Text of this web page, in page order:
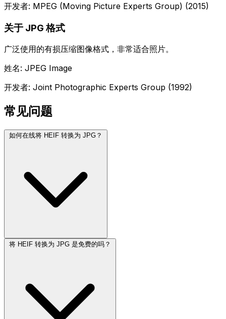
开发者: MPEG (Moving Picture Experts Group) (2015)
关于 JPG 格式
广泛使用的有损压缩图像格式，非常适合照片。
姓名: JPEG Image
开发者: Joint Photographic Experts Group (1992)
常见问题
如何在线将 HEIF 转换为 JPG？
将 HEIF 转换为 JPG 是免费的吗？